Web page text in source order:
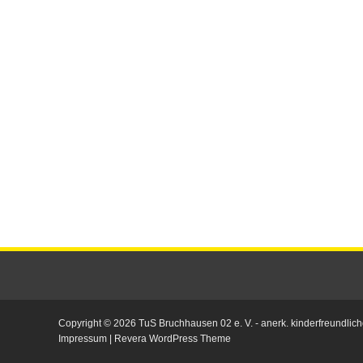
Copyright © 2026 TuS Bruchhausen 02 e. V. - anerk.
Impressum
Revera WordPress Theme